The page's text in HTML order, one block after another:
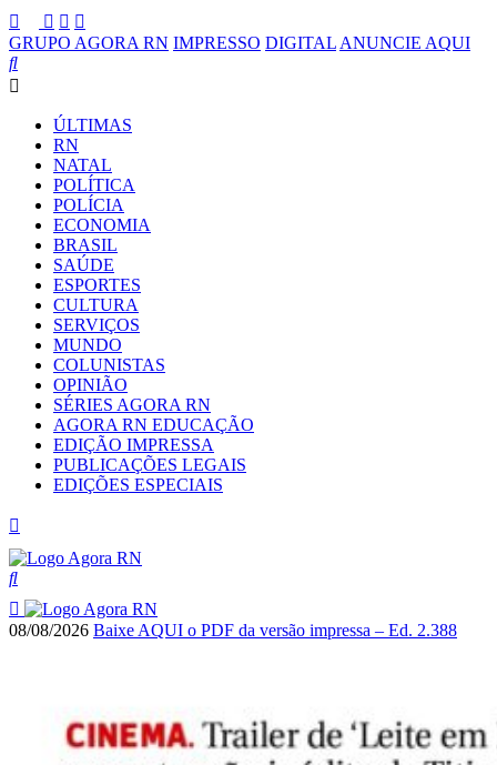
GRUPO AGORA RN IMPRESSO DIGITAL ANUNCIE AQUI
ÚLTIMAS
RN
NATAL
POLÍTICA
POLÍCIA
ECONOMIA
BRASIL
SAÚDE
ESPORTES
CULTURA
SERVIÇOS
MUNDO
COLUNISTAS
OPINIÃO
SÉRIES AGORA RN
AGORA RN EDUCAÇÃO
EDIÇÃO IMPRESSA
PUBLICAÇÕES LEGAIS
EDIÇÕES ESPECIAIS
08/08/2026 Baixe AQUI o PDF da versão impressa – Ed. 2.388